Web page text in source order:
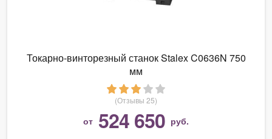
Токарно-винторезный станок Stalex C0636N 750
мм
(Отзывы 25)
от 524 650 руб.